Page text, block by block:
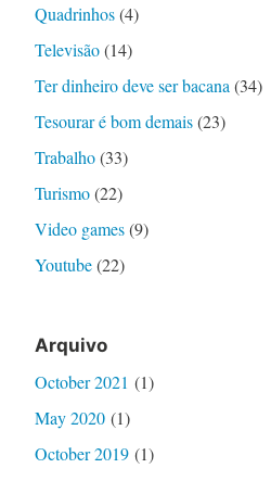
Quadrinhos(4)
Televisão(14)
Ter dinheiro deve ser bacana (34)
Tesourar é bom demais(23)
Trabalho(33)
Turismo(22)
Video games(9)
Youtube(22)
Arquivo
October 2021 (1)
May 2020(1)
October 2019(1)